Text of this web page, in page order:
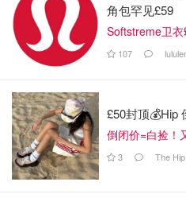
此案不仅震惊了马来西亚社会
此反思学校安全机制的重要性
庭、社交平台必须共同关注孩
角包罕见£59
Softstreme卫衣
107
£50封顶💰Hip
倒闭价=白捡！
3 The